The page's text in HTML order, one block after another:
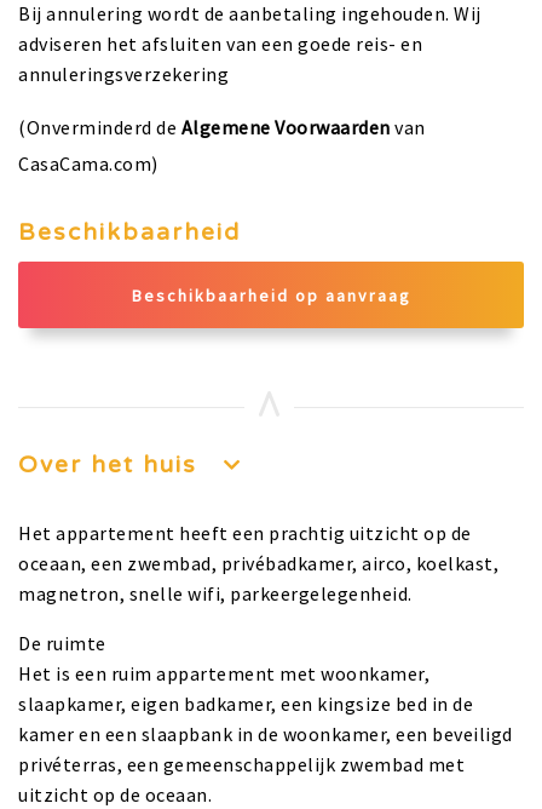
Bij annulering wordt de aanbetaling ingehouden. Wij
adviseren het afsluiten van een goede reis- en
annuleringsverzekering
(Onverminderd de Algemene Voorwaarden van
CasaCama.com)
Beschikbaarheid
Beschikbaarheid op aanvraag
Over het huis
Het appartement heeft een prachtig uitzicht op de
oceaan, een zwembad, privébadkamer, airco, koelkast,
magnetron, snelle wifi, parkeergelegenheid.
De ruimte
Het is een ruim appartement met woonkamer,
slaapkamer, eigen badkamer, een kingsize bed in de
kamer en een slaapbank in de woonkamer, een beveiligd
privéterras, een gemeenschappelijk zwembad met
uitzicht op de oceaan.